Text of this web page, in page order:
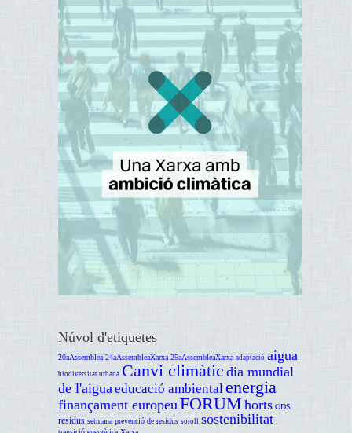
Núvol d'etiquetes
20aAssemblea 24aAssembleaXarxa 25aAssembleaXarxa adaptació aigua
biodiversitat urbana Canvi climàtic dia mundial
de l'aiguaeducació ambientalenergia
finançament europeuFORUM horts ODS
residus setmana prevenció de residus soroll sostenibilitat